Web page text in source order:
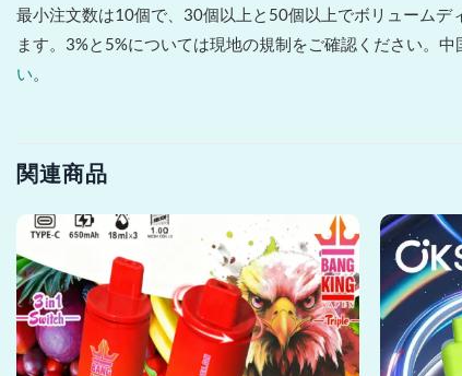
最小注文数は10個で、30個以上と50個以上でボリュームデ
ます。3%と5%については現地の規制をご確認ください。
い。
関連商品